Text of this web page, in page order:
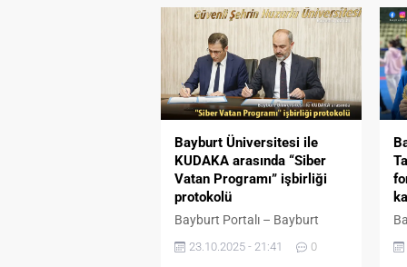
edebiyat ile yolunun
kesişmesinden bahsederek,
şiirlerinden bir demet sundu.
84 yaşındaki İbrahim
Yılmazoğlu, konuşmasına
özgeçmişinden bahsederek,
eğitim hayatını ve sonrasında
kamuda aldığı görevleri
anlatarak başladı. Köy çocuğu
olduğunu ve...
Bayburt Üniversitesi ile
KUDAKA arasında “Siber
Vatan Programı” işbirliği
protokolü
Bayburt Portalı – Bayburt
Üniversitesi ile Kuzeydoğu
Anadolu Kalkınma Ajansı
23.10.2025 - 21:41 0